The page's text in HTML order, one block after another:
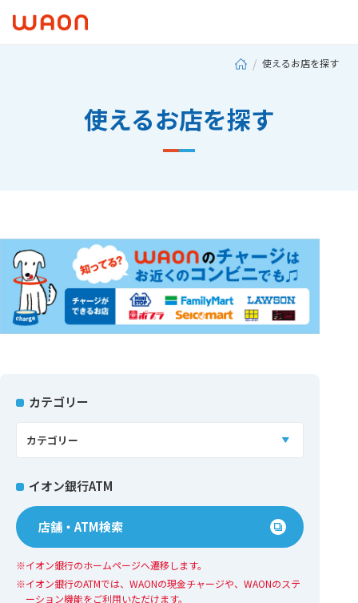
使えるお店を探す
使えるお店を探す
カテゴリー
イオン銀行ATM
店舗・ATM検索
イオン銀行のホームページへ遷移します。
イオン銀⾏のATMでは、WAONの現⾦チャージや、WAONのステ
ーション機能をご利⽤いただけます。